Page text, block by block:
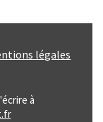
légales
à